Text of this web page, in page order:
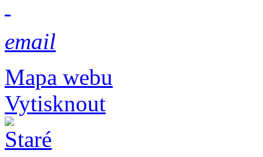
email
Mapa webu
Vytisknout